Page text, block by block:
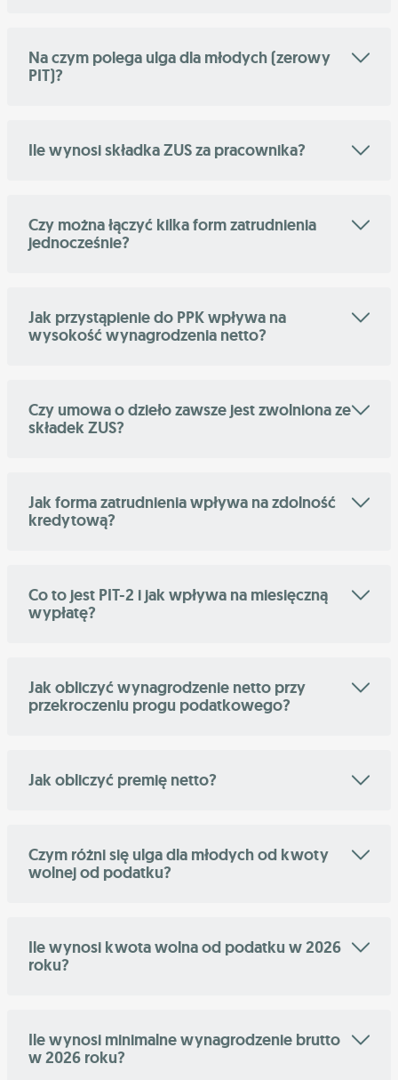
Na czym polega ulga dla młodych (zerowy
PIT)?
Ile wynosi składka ZUS za pracownika?
Czy można łączyć kilka form zatrudnienia
jednocześnie?
Jak przystąpienie do PPK wpływa na
wysokość wynagrodzenia netto?
Czy umowa o dzieło zawsze jest zwolniona ze
składek ZUS?
Jak forma zatrudnienia wpływa na zdolność
kredytową?
Co to jest PIT-2 i jak wpływa na miesięczną
wypłatę?
Jak obliczyć wynagrodzenie netto przy
przekroczeniu progu podatkowego?
Jak obliczyć premię netto?
Czym różni się ulga dla młodych od kwoty
wolnej od podatku?
Ile wynosi kwota wolna od podatku w 2026
roku?
Ile wynosi minimalne wynagrodzenie brutto
w 2026 roku?